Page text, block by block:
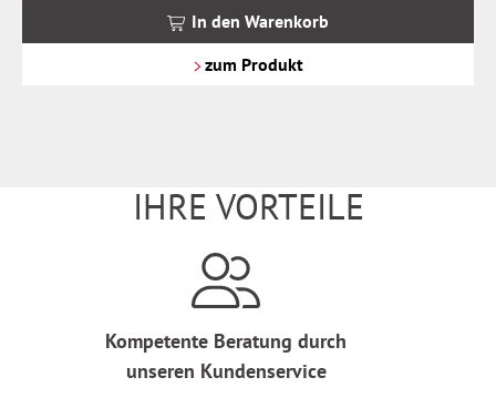
In den Warenkorb
zum Produkt
IHRE VORTEILE
Kompetente Beratung durch
unseren Kundenservice